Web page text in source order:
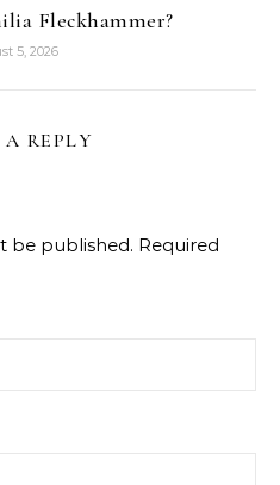
Fleckhammer?
5, 2026
REPLY
be published. Required